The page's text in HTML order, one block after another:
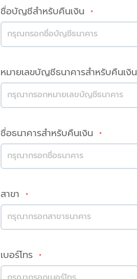
ชื่อบัญชีสำหรับคืนเงิน
หมายเลขบัญชีธนาคารสำหรับคืนเงิน
ชื่อธนาคารสำหรับคืนเงิน
สาขา
เบอร์โทร